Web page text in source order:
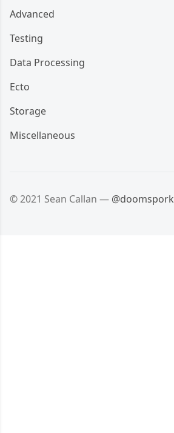
Advanced
Testing
Data Processing
Ecto
Storage
Miscellaneous
© 2021 Sean Callan — @doomspork